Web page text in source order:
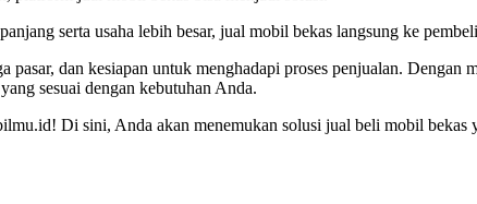
serta usaha lebih besar, jual mobil bekas langsung ke
dan kesiapan untuk menghadapi proses penjualan. Dengan
sesuai dengan kebutuhan Anda.
Di sini, Anda akan menemukan solusi jual beli mobil bekas